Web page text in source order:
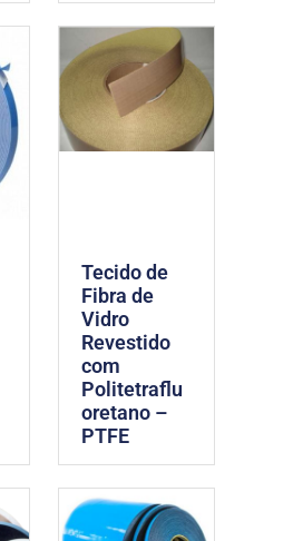
Tecido de
Fibra de
Vidro
Revestido
com
Politetraflu
oretano –
PTFE